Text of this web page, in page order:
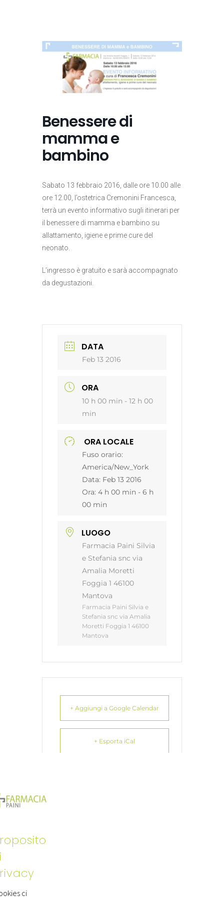
Benessere di
mamma e
bambino
Sabato 13 febbraio 2016, dalle ore 10.00 alle
ore 12.00, l’ostetrica Cremonini Francesca,
terrà un evento informativo sugli itinerari per
il benessere di mamma e bambino su
allattamento, igiene e prime cure del
neonato.
L’ingresso è gratuito e sarà accompagnato
da degustazioni.
DATA
Feb 13 2016
ORA
10 h 00 min - 12 h 00
min
ORA LOCALE
Fuso orario:
America/New_York
Data: Feb 13 2016
Ora: 4 h 00 min - 6 h
00 min
LUOGO
Farmacia Paini Silvia
e Stefania snc via
Amalia Moretti
Foggia 1 46100
Mantova
Farmacia Paini Silvia e
Stefania snc via Amalia
Moretti Foggia 1 46100
Mantova
+ Aggiungi a Google Calendar
+ Esporta iCal
ci